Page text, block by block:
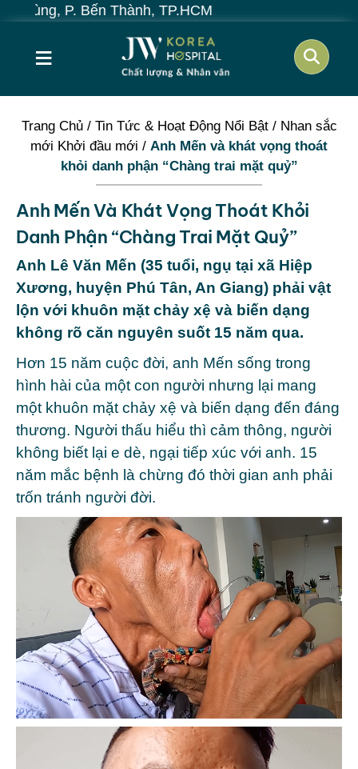
Bến Thành, TP.HCM
≡
Trang Chủ/ Tin Tức & Hoạt Động Nổi Bật/ Nhan sắc
mới Khởi đầu mới / Anh Mến và khát vọng thoát
khỏi danh phận “Chàng trai mặt quỷ”
Anh Mến Và Khát Vọng Thoát Khỏi
Danh Phận “Chàng Trai Mặt Quỷ”
Anh Lê Văn Mến (35 tuổi, ngụ tại xã Hiệp
Xương, huyện Phú Tân, An Giang) phải vật
lộn với khuôn mặt chảy xệ và biến dạng
không rõ căn nguyên suốt 15 năm qua.
Hơn 15 năm cuộc đời, anh Mến sống trong
hình hài của một con người nhưng lại mang
một khuôn mặt chảy xệ và biến dạng đến đáng
thương. Người thấu hiểu thì cảm thông, người
không biết lại e dè, ngại tiếp xúc với anh. 15
năm mắc bệnh là chừng đó thời gian anh phải
trốn tránh người đời.